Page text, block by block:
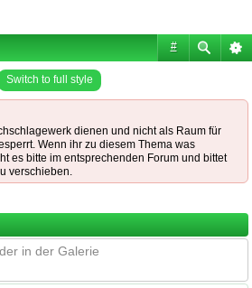
#
Switch to full style
dienen und nicht als Raum für
Wenn ihr zu diesem Thema was
es bitte im entsprechenden Forum und bittet
verschieben.
in der Galerie